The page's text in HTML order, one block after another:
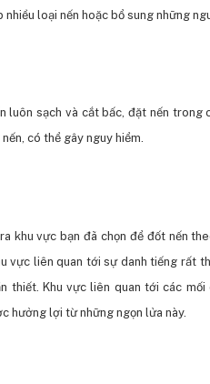
nhiều loại nến hoặc bổ sung những
luôn sạch và cắt bấc, đặt nến trong
có thể gây nguy hiểm.
khu vực bạn đã chọn để đốt nến
vực liên quan tới sự danh tiếng rất
thiết. Khu vực liên quan tới các
hưởng lợi từ những ngọn lửa này.